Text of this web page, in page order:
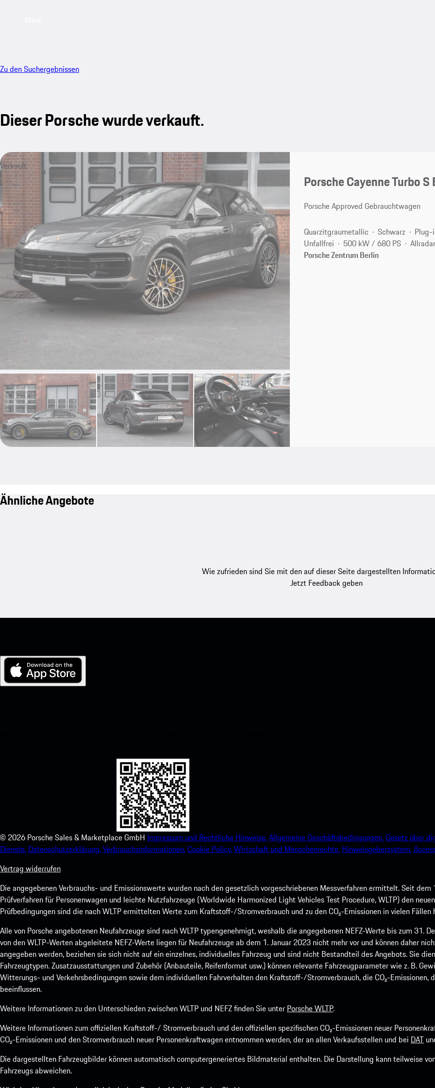
Zu den Suchergebnissen
Dieser Porsche wurde verkauft.
Verkauft
Porsche Cayenne Turbo
Porsche Approved Gebrauchtwagen
Quarzitgraumetallic Schwarz
Unfallfrei
500 kW / 680 PS
Porsche Zentrum Berlin
Ähnliche Angebote
Wie zufrieden sind Sie mit den auf dieser Seite dargestellten
Jetzt Feedback geben
© 2026 Porsche Sales & Marketplace GmbH Impressum und Rechtliche Hinweise.Allgemeine Geschäftsbedingungen.Gesetz über
Dienste. Datenschutzerklärung.Verbrauchsinformationen.Cookie Policy.Wirtschaft und Menschenrechte. Hinweisgebersystem.
Vertrag widerrufen
Die angegebenen Verbrauchs- und Emissionswerte wurden nach den gesetzlich vorgeschriebenen Messverfahren ermittelt. Seit
Prüfverfahren für Personenwagen und leichte Nutzfahrzeuge (Worldwide Harmonized Light Vehicles Test Procedure, WLTP) den
Prüfbedingungen sind die nach WLTP ermittelten Werte zum Kraftstoff-/Stromverbrauch und zu den CO₂-Emissionen in vielen
Alle von Porsche angebotenen Neufahrzeuge sind nach WLTP typengenehmigt, weshalb die angegebenen NEFZ-Werte bis zum 31.
von den WLTP-Werten abgeleitete NEFZ-Werte liegen für Neufahrzeuge ab dem 1. Januar 2023 nicht mehr vor und können daher
angegeben werden, beziehen sie sich nicht auf ein einzelnes, individuelles Fahrzeug und sind nicht Bestandteil des Angebots. Sie
Fahrzeugtypen. Zusatzausstattungen und Zubehör (Anbauteile, Reifenformat usw.) können relevante Fahrzeugparameter wie z. B.
Witterungs- und Verkehrsbedingungen sowie dem individuellen Fahrverhalten den Kraftstoff-/Stromverbrauch, die CO₂-Emissionen,
beeinflussen.
Weitere Informationen zu den Unterschieden zwischen WLTP und NEFZ finden Sie unter Porsche WLTP.
Weitere Informationen zum offiziellen Kraftstoff-/ Stromverbrauch und den offiziellen spezifischen CO₂-Emissionen neuer
CO₂-Emissionen und den Stromverbrauch neuer Personenkraftwagen entnommen werden, der an allen Verkaufsstellen und bei DAT
Die dargestellten Fahrzeugbilder können automatisch computergeneriertes Bildmaterial enthalten. Die Darstellung kann teilweise
Fahrzeugs abweichen.